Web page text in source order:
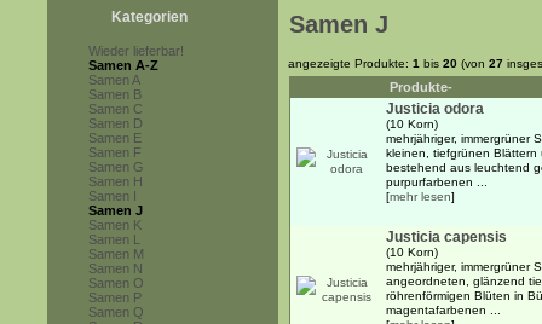
Kategorien
Wieder lieferbar!
Samen A-Z
Samen A
Samen B
Samen C
Samen D
Samen E
Samen F
Samen G
Samen H
Samen I
Samen J
Samen K
Samen L
Samen M
Samen N
Samen O
Samen P
Samen Q
Samen J
angezeigte Produkte: 1 bis 20 (von 27
Produkte-
Justicia odora
(10 Korn)
mehrjähriger, immergrüner
kleinen, tiefgrünen
bestehend aus leuchtend
purpurfarbenen ...
[mehr lesen]
Justicia capensis
(10 Korn)
mehrjähriger, immergrüner
angeordneten, glänzend
röhrenförmigen Blüten in
magentafarbenen ...